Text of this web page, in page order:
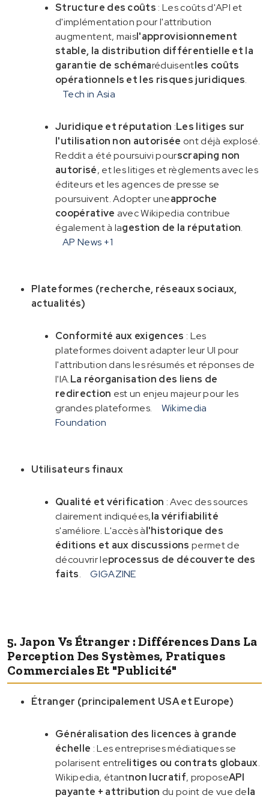
Structure des coûts : Les coûts d'API et
d'implémentation pour l'attribution
augmentent, maisl'approvisionnement
stable, la distribution différentielle et la
garantie de schémaréduisentles coûts
opérationnels et les risques juridiques.
Tech in Asia
Juridique et réputation :Les litiges sur
l'utilisation non autorisée ont déjà explosé.
Reddit a été poursuivi pourscraping non
autorisé, et les litiges et règlements avec les
éditeurs et les agences de presse se
poursuivent. Adopter uneapproche
coopérative avec Wikipedia contribue
également à lagestion de la réputation.
AP News +1
Plateformes (recherche, réseaux sociaux,
actualités)
Conformité aux exigences : Les
plateformes doivent adapter leur UI pour
l'attribution dans les résumés et réponses de
l'IA.La réorganisation des liens de
redirection est un enjeu majeur pour les
grandes plateformes.
Wikimedia
Foundation
Utilisateurs finaux
Qualité et vérification : Avec des sources
clairement indiquées,la vérifiabilité
s'améliore. L'accès àl'historique des
éditions et aux discussions permet de
découvrir leprocessus de découverte des
faits. GIGAZINE
5. Japon Vs Étranger : Différences Dans La
Perception Des Systèmes, Pratiques
Commerciales Et "publicité"
Étranger (principalement USA et Europe)
Généralisation des licences à grande
échelle : Les entreprises médiatiques se
polarisent entrelitiges ou contrats globaux.
Wikipedia, étantnon lucratif, proposeAPI
payante + attribution du point de vue dela